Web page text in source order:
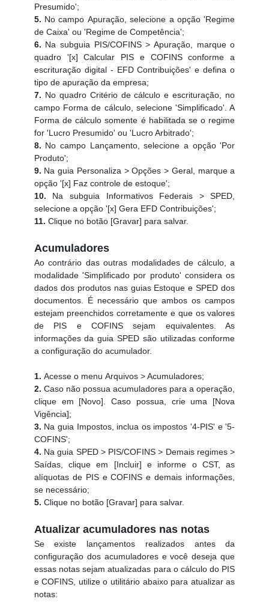
Presumido';
5. No campo Apuração, selecione a opção 'Regime
de Caixa' ou 'Regime de Competência';
6. Na subguia PIS/COFINS > Apuração, marque o
quadro '[x] Calcular PIS e COFINS conforme a
escrituração digital - EFD Contribuições' e defina o
tipo de apuração da empresa;
7. No quadro Critério de cálculo e escrituração, no
campo Forma de cálculo, selecione 'Simplificado'. A
Forma de cálculo somente é habilitada se o regime
for 'Lucro Presumido' ou 'Lucro Arbitrado';
8. No campo Lançamento, selecione a opção 'Por
Produto';
9. Na guia Personaliza > Opções > Geral, marque a
opção '[x] Faz controle de estoque';
10. Na subguia Informativos Federais > SPED,
selecione a opção '[x] Gera EFD Contribuições';
11. Clique no botão [Gravar] para salvar.
Acumuladores
Ao contrário das outras modalidades de cálculo, a
modalidade 'Simplificado por produto' considera os
dados dos produtos nas guias Estoque e SPED dos
documentos. É necessário que ambos os campos
estejam preenchidos corretamente e que os valores
de PIS e COFINS sejam equivalentes. As
informações da guia SPED são utilizadas conforme
a configuração do acumulador.
1. Acesse o menu Arquivos > Acumuladores;
2. Caso não possua acumuladores para a operação,
clique em [Novo]. Caso possua, crie uma [Nova
Vigência];
3. Na guia Impostos, inclua os impostos '4-PIS' e '5-
COFINS';
4. Na guia SPED > PIS/COFINS > Demais regimes >
Saídas, clique em [Incluir] e informe o CST, as
alíquotas de PIS e COFINS e demais informações,
se necessário;
5. Clique no botão [Gravar] para salvar.
Atualizar acumuladores nas notas
Se existe lançamentos realizados antes da
configuração dos acumuladores e você deseja que
essas notas sejam atualizadas para o cálculo do PIS
e COFINS, utilize o utilitário abaixo para atualizar as
notas: